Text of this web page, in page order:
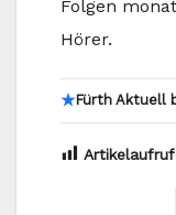
Folgen
Hörer.
★Fürth Aktuell